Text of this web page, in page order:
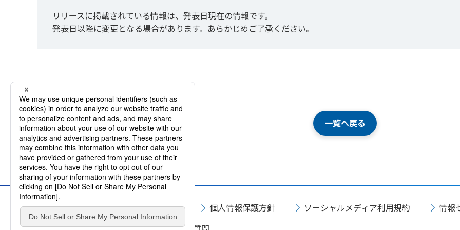
リリースに掲載されている情報は、発表日現在の情報です。
発表日以降に変更となる場合があります。あらかじめご了承ください。
一覧へ戻る
サイトマップ サイト利用規約 個人情報保護方針 ソーシャルメディア利用規約
情報